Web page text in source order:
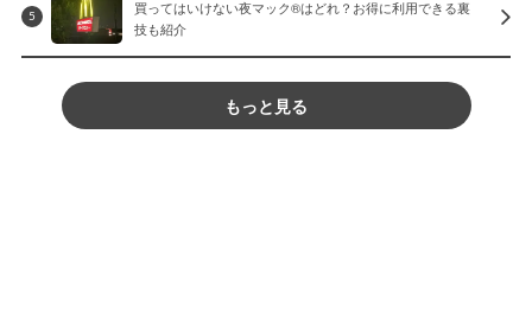
5
買ってはいけない夜マック®はどれ？お得に利用できる裏
技も紹介
もっと見る